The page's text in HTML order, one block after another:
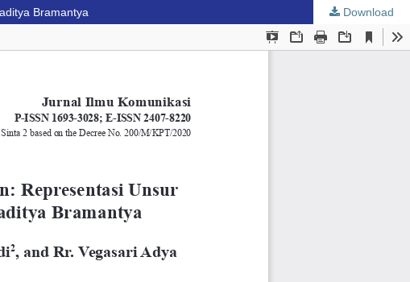
Bramantya Download